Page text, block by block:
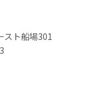
ト船場301